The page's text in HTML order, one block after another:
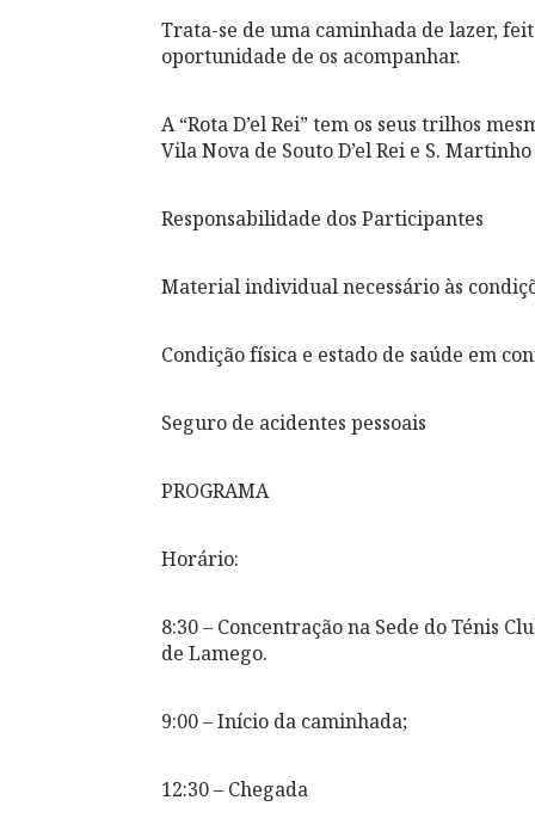
Trata-se de uma caminhada de lazer,
oportunidade de os acompanhar.
A “Rota D’el Rei” tem os seus trilhos
Vila Nova de Souto D’el Rei e S.
Responsabilidade dos Participantes
Material individual necessário às
Condição física e estado de saúde em
Seguro de acidentes pessoais
PROGRAMA
Horário:
8:30 – Concentração na Sede do Ténis
de Lamego.
9:00 – Início da caminhada;
12:30 – Chegada